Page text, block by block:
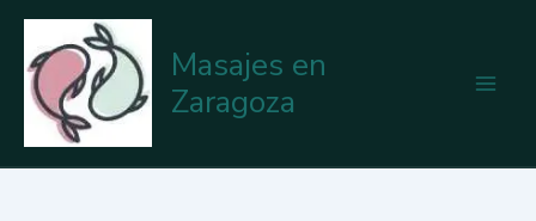
contenido
Masajes en
Zaragoza